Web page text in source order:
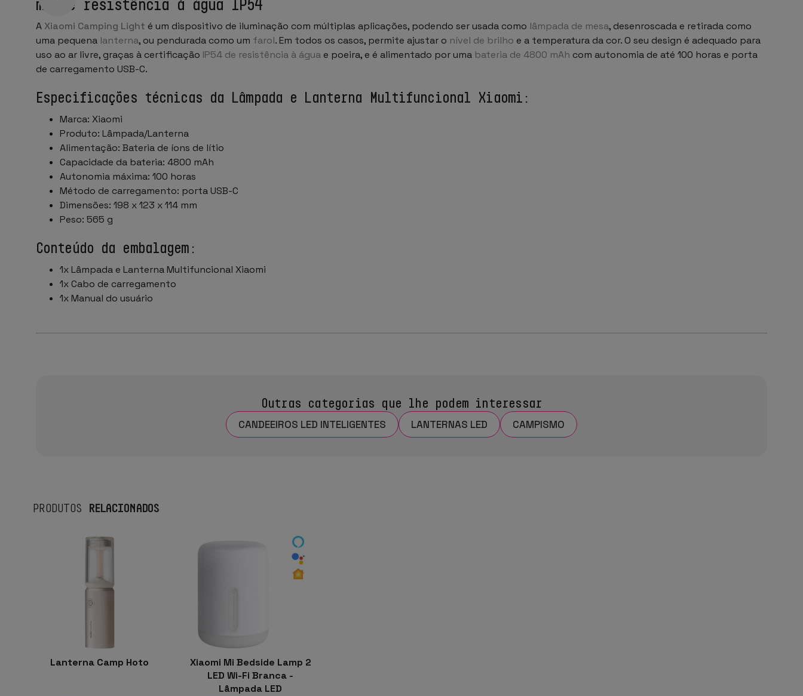
mAh e resistência à água IP54
A Xiaomi Camping Light é um dispositivo de iluminação com múltiplas aplicações, podendo ser usada como lâmpada de mesa, desenroscada e retirada como
uma pequena lanterna, ou pendurada como um farol. Em todos os casos, permite ajustar o nível de brilho e a temperatura da cor. O seu design é adequado para
uso ao ar livre, graças à certificação IP54 de resistência à água e poeira, e é alimentado por uma bateria de 4800 mAh com autonomia de até 100 horas e porta
de carregamento USB-C.
Especificações técnicas da Lâmpada e Lanterna Multifuncional Xiaomi:
Marca: Xiaomi
Produto: Lâmpada/Lanterna
Alimentação: Bateria de íons de lítio
Capacidade da bateria: 4800 mAh
Autonomia máxima: 100 horas
Método de carregamento: porta USB-C
Dimensões: 198 x 123 x 114 mm
Peso: 565 g
Conteúdo da embalagem:
1x Lâmpada e Lanterna Multifuncional Xiaomi
1x Cabo de carregamento
1x Manual do usuário
Outras categorias que lhe podem interessar
CANDEEIROS LED INTELIGENTES LANTERNAS LED CAMPISMO
PRODUTOS RELACIONADOS
Lanterna Camp Hoto
Xiaomi Mi Bedside Lamp 2
LED Wi-Fi Branca -
Lâmpada LED